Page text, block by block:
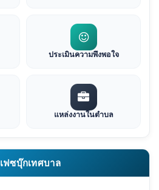
ประเมินความพึงพอใจ
แหล่งงานในตำบล
เฟซบุ๊กเทศบาล